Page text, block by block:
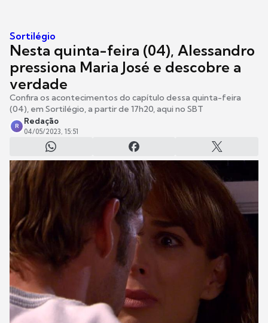
Sortilégio
Nesta quinta-feira (04), Alessandro
pressiona Maria José e descobre a
verdade
Confira os acontecimentos do capítulo dessa quinta-feira
(04), em Sortilégio, a partir de 17h20, aqui no SBT
R
Redação
04/05/2023, 15:51